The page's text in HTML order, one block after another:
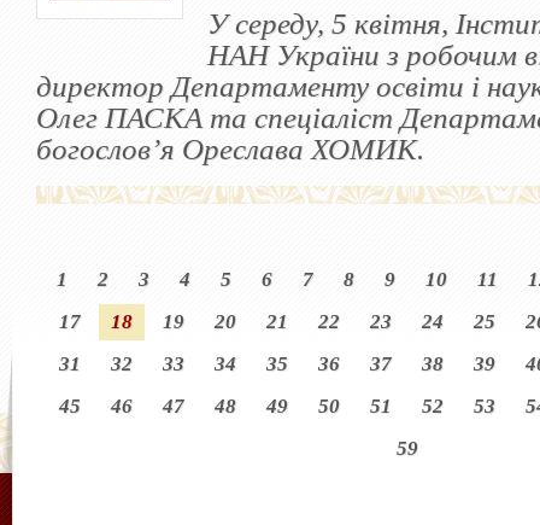
У середу, 5 квітня,
НАН України з робочим
директор Департаменту освіти і
Олег ПАСКА та спеціаліст
богослов’я Ореслава ХОМИК.
1 2 3 4 5 6 7 8 9 10 11
17
18 19 20 21 22 23 24 25
31
32 33 34 35 36 37 38 39
45
46 47 48 49 50 51 52 53
59